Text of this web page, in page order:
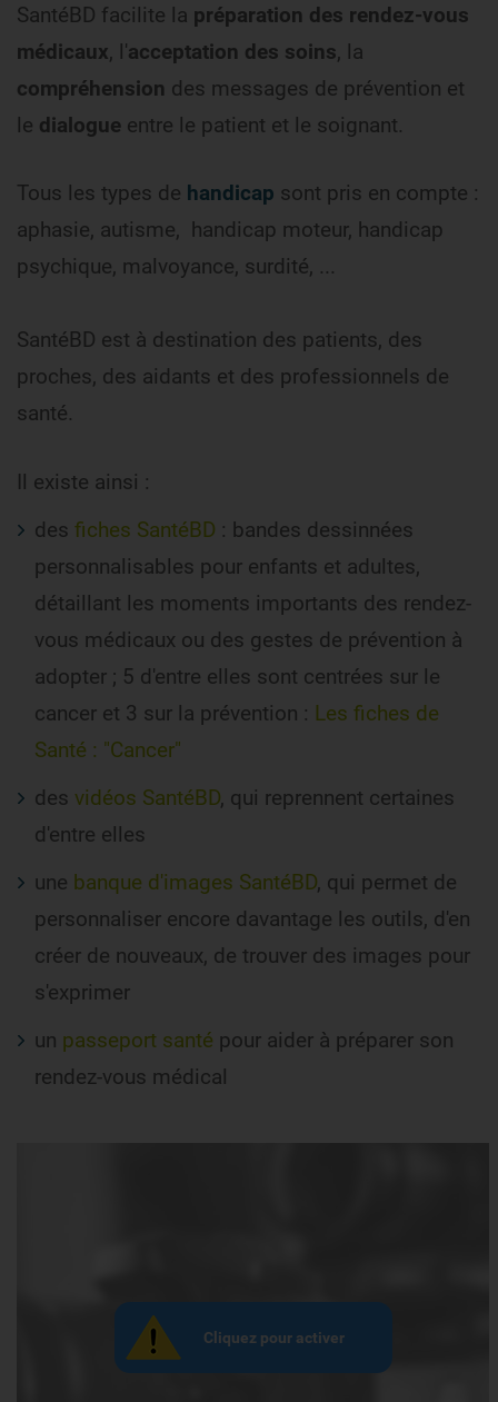
SantéBD facilite la préparation des rendez-vous
médicaux, l'acceptation des soins, la
compréhension des messages de prévention et
le dialogue entre le patient et le soignant.
Tous les types de handicap sont pris en compte :
aphasie, autisme, handicap moteur, handicap
psychique, malvoyance, surdité, ...
SantéBD est à destination des patients, des
proches, des aidants et des professionnels de
santé.
Il existe ainsi :
des fiches SantéBD : bandes dessinnées
personnalisables pour enfants et adultes,
détaillant les moments importants des rendez-
vous médicaux ou des gestes de prévention à
adopter ; 5 d'entre elles sont centrées sur le
cancer et 3 sur la prévention : Les fiches de
Santé : "Cancer"
des vidéos SantéBD, qui reprennent certaines
d'entre elles
une banque d'images SantéBD, qui permet de
personnaliser encore davantage les outils, d'en
créer de nouveaux, de trouver des images pour
s'exprimer
un passeport santé pour aider à préparer son
rendez-vous médical